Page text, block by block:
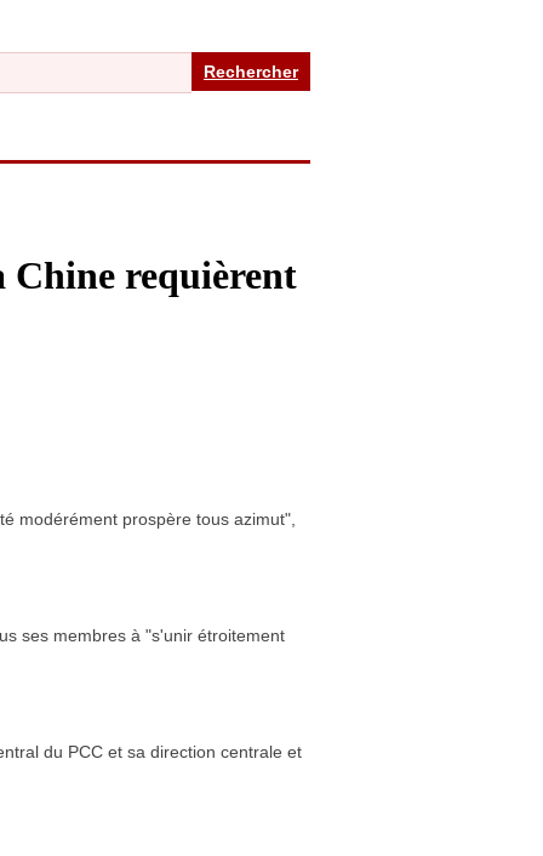
Rechercher
Chine requièrent
modérément prospère tous azimut",
ses membres à "s'unir étroitement
du PCC et sa direction centrale et